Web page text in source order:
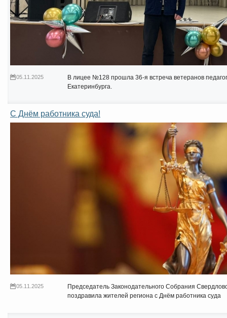
05.11.2025
В лицее №128 прошла 36-я встреча ветеранов
Екатеринбурга.
С Днём работника суда!
05.11.2025
Председатель Законодательного Собрания
поздравила жителей региона с Днём работника суда